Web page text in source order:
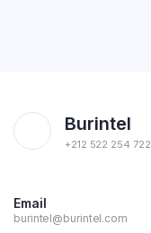
Burintel
+212 522 254 722
Email
burintel@burintel.com